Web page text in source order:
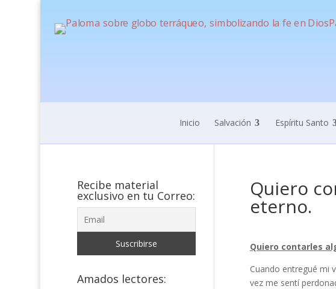
Inicio Salvación Espíritu Santo
Quiero
eterno.
Quiero contarles
Cuando entregué mi
vez me sentí
Recibe material
exclusivo en tu Correo:
Amados lectores: